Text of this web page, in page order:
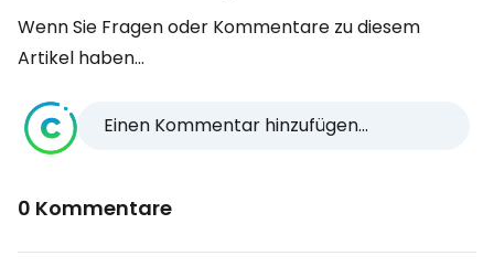
Wenn Sie Fragen oder Kommentare zu diesem
Artikel haben...
Einen Kommentar hinzufügen...
0 Kommentare